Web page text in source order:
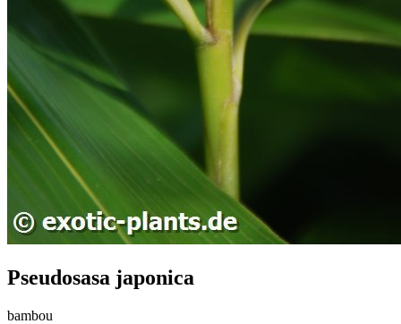
Pseudosasa japonica
bambou